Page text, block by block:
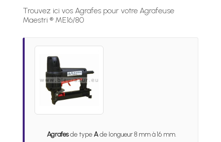
Trouvez ici vos Agrafes pour votre Agrafeuse
Maestri ® ME16/80
Agrafesde typeAde longueur 8 mm à 16 mm.